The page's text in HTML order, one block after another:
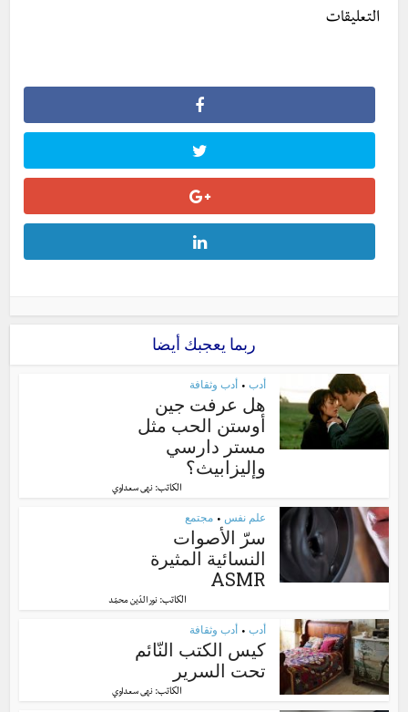
التعليقات
ربما يعجبك أيضا
أدب • أدب وثقافة
هل عرفت جين
أوستن الحب مثل
مستر دارسي
وإليزابيث؟
الكاتب: نهى سعداوي
علم نفس • مجتمع
سرّ الأصوات
النسائية المثيرة
ASMR
الكاتب:نور الدّين محمّد
أدب • أدب وثقافة
كيس الكتب النّائم
تحت السرير
الكاتب: نهى سعداوي